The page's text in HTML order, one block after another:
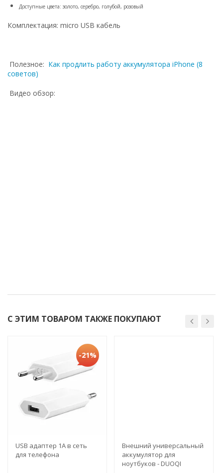
Доступные цвета: золото, серебро, голубой, розовый
Комплектация: micro USB кабель
Полезное: Как продлить работу аккумулятора iPhone (8
советов)
Видео обзор:
С ЭТИМ ТОВАРОМ ТАКЖЕ ПОКУПАЮТ
-21%
USB адаптер 1А в сеть
для телефона
Внешний универсальный
аккумулятор для
ноутбуков - DUOQI